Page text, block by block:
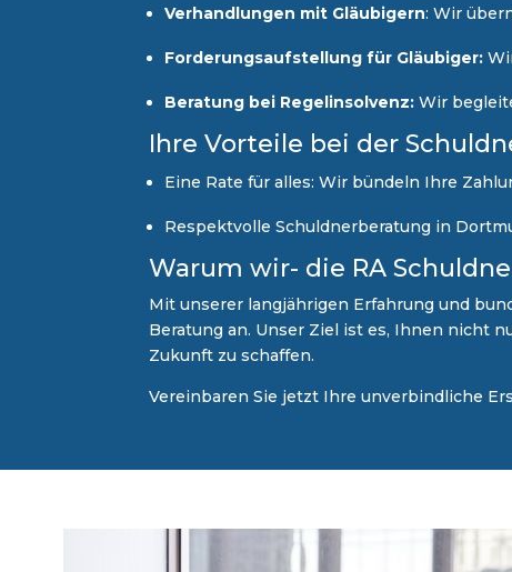
Verhandlungen mit Gläubigern: Wir
Forderungsaufstellung für Gläubiger:
Beratung bei Regelinsolvenz: Wir
Ihre Vorteile bei der
Eine Rate für alles: Wir bündeln Ihre
Respektvolle Schuldnerberatung in
Warum wir- die RA
Mit unserer langjährigen Erfahrung und
Beratung an. Unser Ziel ist es, Ihnen nicht
Zukunft zu schaffen.
Vereinbaren Sie jetzt Ihre unverbindliche